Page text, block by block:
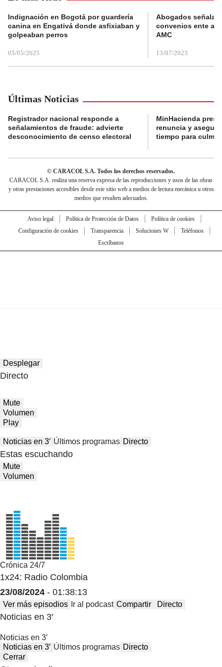
Indignación en Bogotá por guardería
canina en Engativá donde asfixiaban y
golpeaban perros
05/05/2025
Abogados
convenios ente
AMC
13/07/2023
Últimas Noticias
Registrador nacional responde a
señalamientos de fraude: advierte
desconocimiento de censo electoral
MinHacienda
renuncia y
tiempo para
© CARACOL S.A. Todos los derechos reservados.
CARACOL S.A. realiza una reserva expresa de las reproducciones y usos de las obras
y otras prestaciones accesibles desde este sitio web a medios de lectura mecánica u otros
medios que resulten adecuados.
Aviso legal Política de Protección de Datos
Política de cookies
Configuración de cookies
Transparencia Soluciones W
Teléfonos
Escríbanos
Desplegar
Directo
Mute
Volumen
Play
Noticias en 3′ Últimos programas Directo
Estas escuchando
Mute
Volumen
Crónica 24/7
1x24: Radio Colombia
23/08/2024 - 01:38:13
Ver más episodios Ir al podcast Compartir Directo
Noticias en 3′
Noticias en 3′
Noticias en 3′ Últimos programas Directo
Cerrar